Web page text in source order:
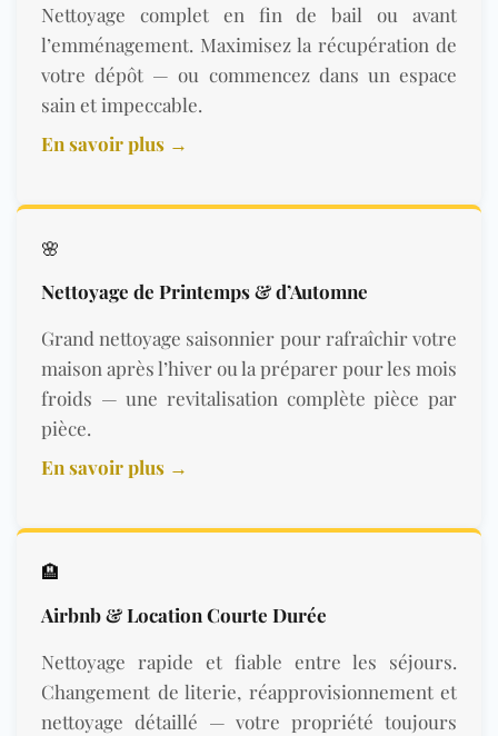
Nettoyage complet en fin de bail ou avant
l’emménagement. Maximisez la récupération de
votre dépôt — ou commencez dans un espace
sain et impeccable.
En savoir plus →
🌸
Nettoyage de Printemps & d’Automne
Grand nettoyage saisonnier pour rafraîchir votre
maison après l’hiver ou la préparer pour les mois
froids — une revitalisation complète pièce par
pièce.
En savoir plus →
🏨
Airbnb & Location Courte Durée
Nettoyage rapide et fiable entre les séjours.
Changement de literie, réapprovisionnement et
nettoyage détaillé — votre propriété toujours